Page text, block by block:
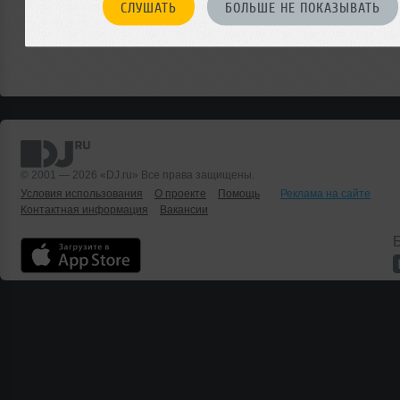
СЛУШАТЬ БОЛЬШЕ НЕ ПОКАЗЫВАТЬ
© 2001 — 2026 «DJ.ru» Все права защищены.
Условия использования
О проекте Помощь
Реклама на сайте
Контактная информация
Вакансии